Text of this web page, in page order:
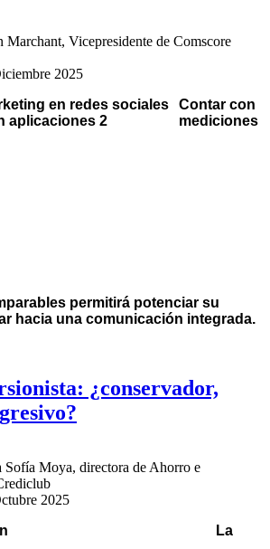
Marchant, Vicepresidente de Comscore
2025
Contar con
mediciones
permitirá potenciar su
hacia una comunicación integrada.
¿conservador,
Sofía Moya, directora de Ahorro e
2025
La